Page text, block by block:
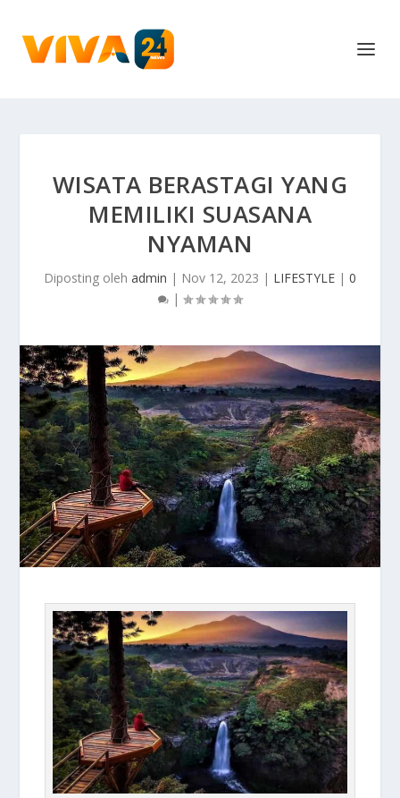
WISATA BERASTAGI YANG
MEMILIKI SUASANA
NYAMAN
Diposting oleh admin | Nov 12, 2023 | LIFESTYLE | 0
|